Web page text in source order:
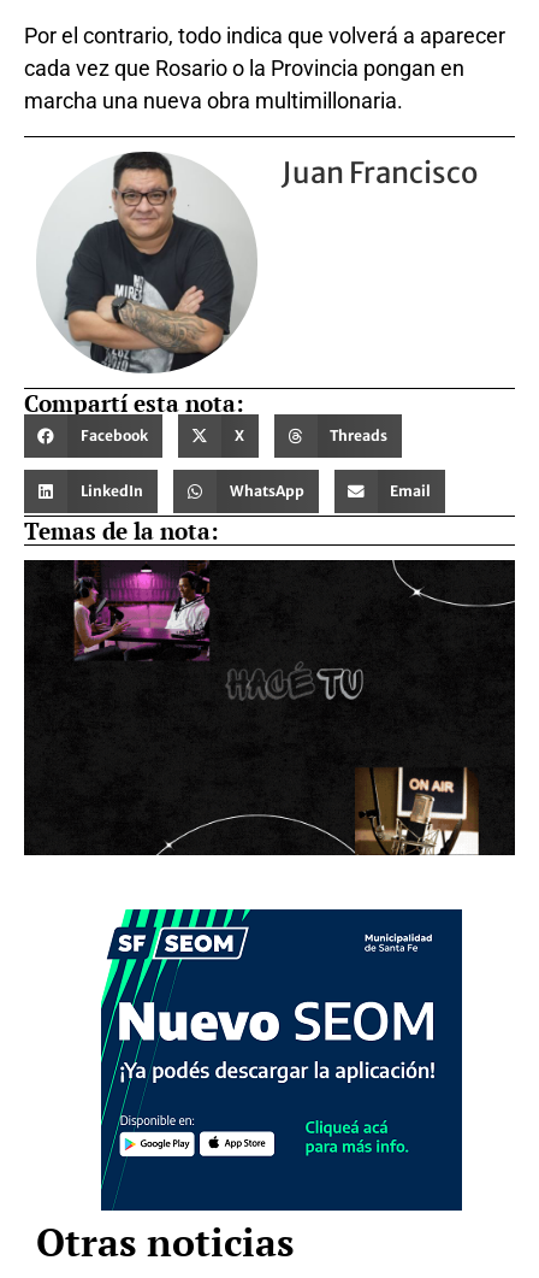
Por el contrario, todo indica que volverá a aparecer
cada vez que Rosario o la Provincia pongan en
marcha una nueva obra multimillonaria.
Juan Francisco
Compartí esta nota:
Facebook X Threads
LinkedIn WhatsApp Email
Temas de la nota:
Otras noticias